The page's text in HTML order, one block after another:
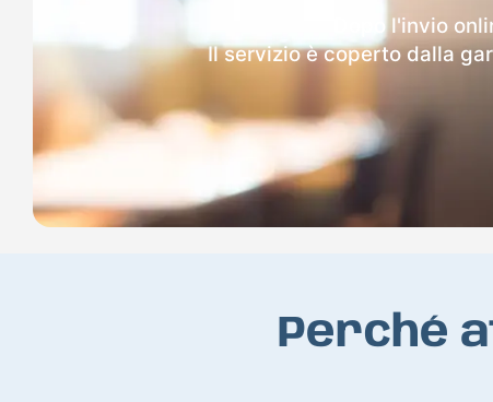
Dopo l'invio
Il servizio è coperto dalla
Perché